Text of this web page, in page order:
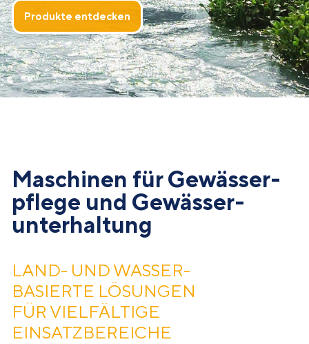
Produkte entdecken
Maschinen für Gewässer­
pflege und Gewässer­
unterhaltung
LAND- UND WASSER­
BASIERTE LÖSUNGEN
FÜR VIELFÄLTIGE
EINSATZBEREICHE